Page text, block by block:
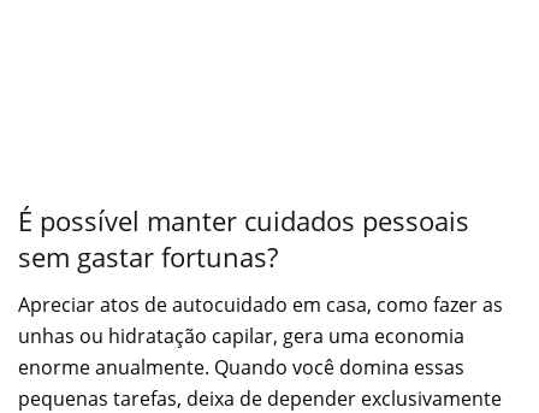
É possível manter cuidados pessoais
sem gastar fortunas?
Apreciar atos de autocuidado em casa, como fazer as
unhas ou hidratação capilar, gera uma economia
enorme anualmente. Quando você domina essas
pequenas tarefas, deixa de depender exclusivamente